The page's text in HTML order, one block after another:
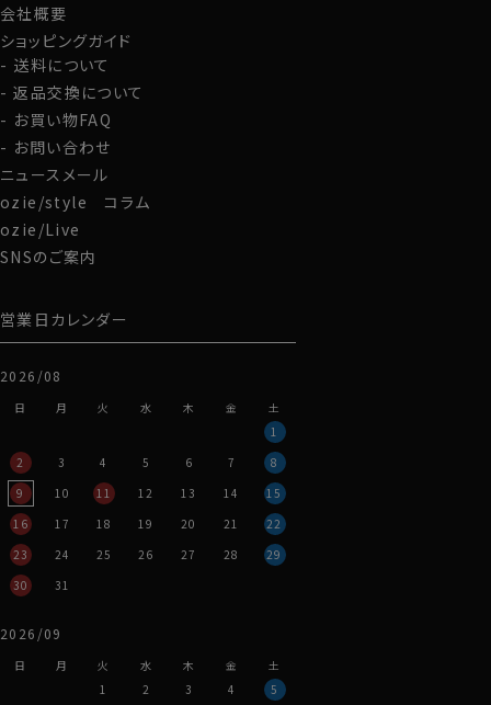
このTシャツにはサンホーキン綿の100番手双糸を32G
のハイゲージかつスムース組織で編んだ、適度な厚みが
ありつつ透け感の少ない、滑らかでありながら光沢感と
張り感のある高級素材を使用しました。
当店で販売しているスーピマ綿＆40番手双糸＆度詰め
天竺の無地Tシャツを遥かに上回る肌触りとソフト感の
あるTシャツに仕上がっています。
着用した感触はテロっとしたソフト感のある、シルキータ
ッチの通常のTシャツとは一線を画す出来栄えです。
●カラー
カラーはホワイト。
スーツやジャケットの内側に着用してもよし、Tシャツ1枚
会社概要
ショッピングガイド
送料について
返品交換について
お買い物FAQ
お問い合わせ
ニュースメール
ozie/style コラム
ozie/Live
SNSのご案内
営業日カレンダー
2026/08
日 月 火 水 木 金
土
1
2
3 4 5 6 7
8
9
10 11 12 13 14
15
16
17 18 19 20 21
22
23
24 25 26 27 28
29
30
31
2026/09
日 月 火 水 木 金
土
1
2 3 4 5